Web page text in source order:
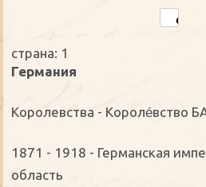
страна: 1
Германия
Королевства - Короле́вство
1871 - 1918 - Германская
oбласть